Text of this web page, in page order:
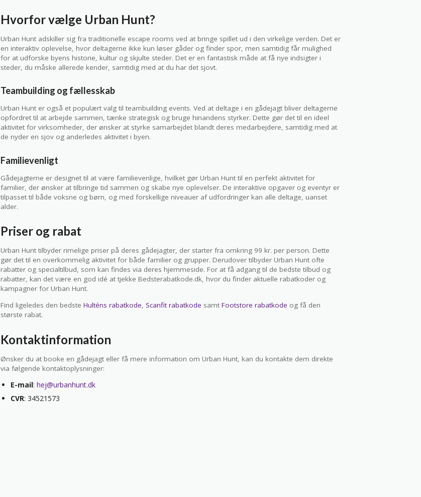
Hvorfor vælge Urban Hunt?
Urban Hunt adskiller sig fra traditionelle escape rooms ved at bringe spillet ud i den virkelige verden. Det er
en interaktiv oplevelse, hvor deltagerne ikke kun løser gåder og finder spor, men samtidig får mulighed
for at udforske byens historie, kultur og skjulte steder. Det er en fantastisk måde at få nye indsigter i
steder, du måske allerede kender, samtidig med at du har det sjovt.
Teambuilding og fællesskab
Urban Hunt er også et populært valg til teambuilding events. Ved at deltage i en gådejagt bliver deltagerne
opfordret til at arbejde sammen, tænke strategisk og bruge hinandens styrker. Dette gør det til en ideel
aktivitet for virksomheder, der ønsker at styrke samarbejdet blandt deres medarbejdere, samtidig med at
de nyder en sjov og anderledes aktivitet i byen.
Familievenligt
Gådejagterne er designet til at være familievenlige, hvilket gør Urban Hunt til en perfekt aktivitet for
familier, der ønsker at tilbringe tid sammen og skabe nye oplevelser. De interaktive opgaver og eventyr er
tilpasset til både voksne og børn, og med forskellige niveauer af udfordringer kan alle deltage, uanset
alder.
Priser og rabat
Urban Hunt tilbyder rimelige priser på deres gådejagter, der starter fra omkring 99 kr. per person. Dette
gør det til en overkommelig aktivitet for både familier og grupper. Derudover tilbyder Urban Hunt ofte
rabatter og specialtilbud, som kan findes via deres hjemmeside. For at få adgang til de bedste tilbud og
rabatter, kan det være en god idé at tjekke Bedsterabatkode.dk, hvor du finder aktuelle rabatkoder og
kampagner for Urban Hunt.
Find ligeledes den bedste Hulténs rabatkode, Scanfit rabatkode samt Footstore rabatkode og få den
største rabat.
Kontaktinformation
Ønsker du at booke en gådejagt eller få mere information om Urban Hunt, kan du kontakte dem direkte
via følgende kontaktoplysninger:
E-mail: hej@urbanhunt.dk
CVR: 34521573